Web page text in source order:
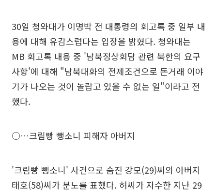
30일 청와대가 이명박 전 대통령의 회고록 중 일부 내
용에 대해 유감스럽다는 입장을 밝혔다. 청와대는
MB 회고록 내용 중 '남북정상회담 관련 북한의 요구
사항'에 대해 "남북대화의 전제조건으로 돈거래 이야
기가 나오는 것이 놀랍고 있을 수 없는 일"이라고 전
했다.
○…크림빵 뺑소니 피해자 아버지
'크림빵 뺑소니' 사건으로 숨진 강모(29)씨의 아버지
태호(58)씨가 분노를 표했다. 허씨가 자수한 지난 29